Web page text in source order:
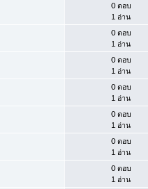
0 ตอบ
1 อ่าน
0 ตอบ
1 อ่าน
0 ตอบ
1 อ่าน
0 ตอบ
1 อ่าน
0 ตอบ
1 อ่าน
0 ตอบ
1 อ่าน
0 ตอบ
1 อ่าน